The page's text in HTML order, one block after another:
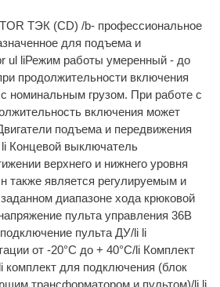
ТЭК (CD) /b- профессиональное
для подъема и
ul liРежим работы умеренный - до
продолжительности включения
номинальным грузом. При работе с
включения может
подъема и передвижения
Концевой выключатель
верхнего и нижнего уровня
также является регулируемым и
диапазоне хода крюковой
пульта управления 36В
пульта ДУ/li li
от -20°C до + 40°C/li Комплект
комплект для подключения (блок